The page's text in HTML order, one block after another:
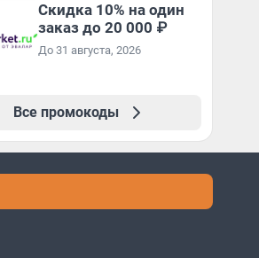
Скидка 10% на один
заказ до 20 000 ₽
До 31 августа, 2026
Все промокоды